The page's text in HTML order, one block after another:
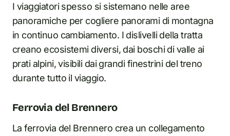
I viaggiatori spesso si sistemano nelle aree
panoramiche per cogliere panorami di montagna
in continuo cambiamento. I dislivelli della tratta
creano ecosistemi diversi, dai boschi di valle ai
prati alpini, visibili dai grandi finestrini del treno
durante tutto il viaggio.
Ferrovia del Brennero
La ferrovia del Brennero crea un collegamento